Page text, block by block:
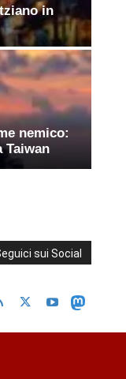
in
nemico:
Taiwan
sui Social